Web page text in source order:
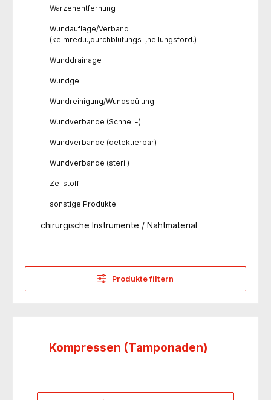
Warzenentfernung
Wundauflage/Verband
(keimredu.,durchblutungs-,heilungsförd.)
Wunddrainage
Wundgel
Wundreinigung/Wundspülung
Wundverbände (Schnell-)
Wundverbände (detektierbar)
Wundverbände (steril)
Zellstoff
sonstige Produkte
chirurgische Instrumente / Nahtmaterial
Produkte filtern
Kompressen (Tamponaden)